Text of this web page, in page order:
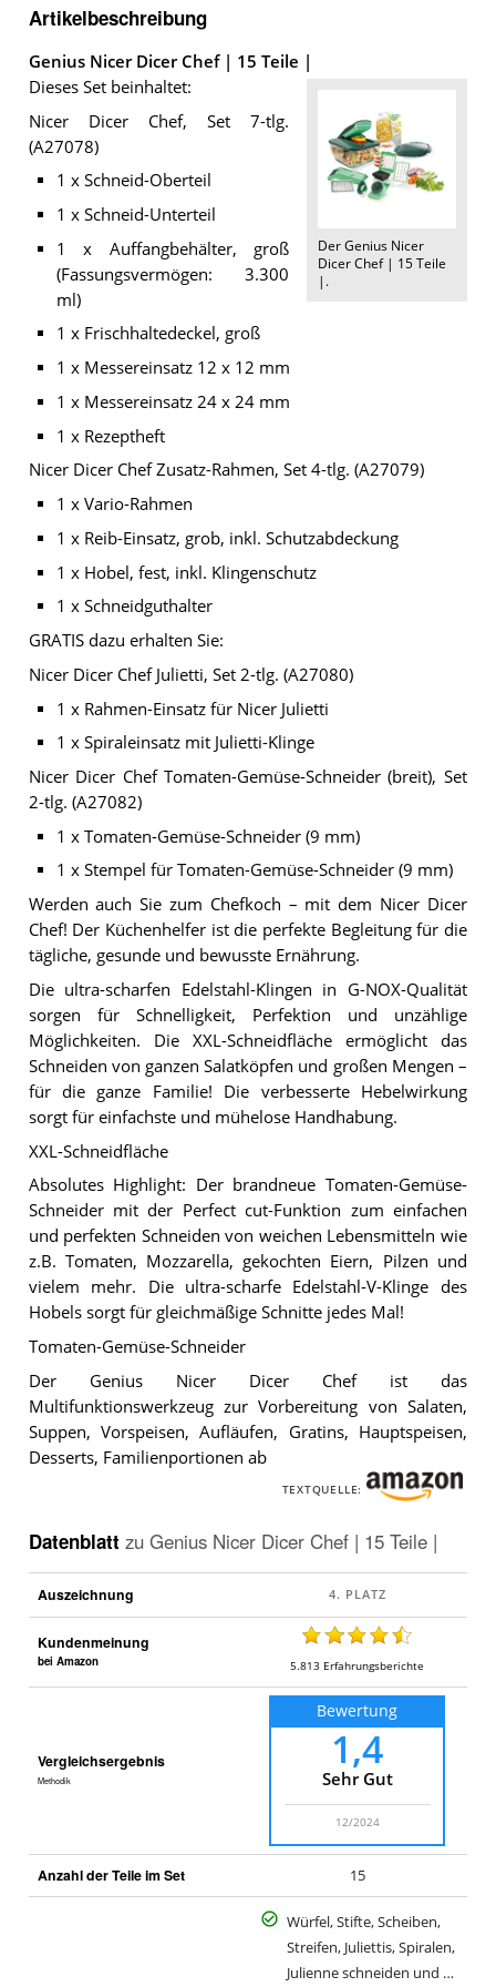
Artikelbeschreibung
Genius Nicer Dicer Chef | 15 Teile |
Der Genius Nicer
Dicer Chef | 15 Teile
| .
Dieses Set beinhaltet:
Nicer Dicer Chef, Set 7-tlg.
(A27078)
1 x Schneid-Oberteil
1 x Schneid-Unterteil
1 x Auffangbehälter, groß
(Fassungsvermögen: 3.300
ml)
1 x Frischhaltedeckel, groß
1 x Messereinsatz 12 x 12 mm
1 x Messereinsatz 24 x 24 mm
1 x Rezeptheft
Nicer Dicer Chef Zusatz-Rahmen, Set 4-tlg. (A27079)
1 x Vario-Rahmen
1 x Reib-Einsatz, grob, inkl. Schutzabdeckung
1 x Hobel, fest, inkl. Klingenschutz
1 x Schneidguthalter
GRATIS dazu erhalten Sie:
Nicer Dicer Chef Julietti, Set 2-tlg. (A27080)
1 x Rahmen-Einsatz für Nicer Julietti
1 x Spiraleinsatz mit Julietti-Klinge
Nicer Dicer Chef Tomaten-Gemüse-Schneider (breit), Set
2-tlg. (A27082)
1 x Tomaten-Gemüse-Schneider (9 mm)
1 x Stempel für Tomaten-Gemüse-Schneider (9 mm)
Werden auch Sie zum Chefkoch – mit dem Nicer Dicer
Chef! Der Küchenhelfer ist die perfekte Begleitung für die
tägliche, gesunde und bewusste Ernährung.
Die ultra-scharfen Edelstahl-Klingen in G-NOX-Qualität
sorgen für Schnelligkeit, Perfektion und unzählige
Möglichkeiten. Die XXL-Schneidfläche ermöglicht das
Schneiden von ganzen Salatköpfen und großen Mengen –
für die ganze Familie! Die verbesserte Hebelwirkung
sorgt für einfachste und mühelose Handhabung.
XXL-Schneidfläche
Absolutes Highlight: Der brandneue Tomaten-Gemüse-
Schneider mit der Perfect cut-Funktion zum einfachen
und perfekten Schneiden von weichen Lebensmitteln wie
z.B. Tomaten, Mozzarella, gekochten Eiern, Pilzen und
vielem mehr. Die ultra-scharfe Edelstahl-V-Klinge des
Hobels sorgt für gleichmäßige Schnitte jedes Mal!
Tomaten-Gemüse-Schneider
Der Genius Nicer Dicer Chef ist das
Multifunktionswerkzeug zur Vorbereitung von Salaten,
Suppen, Vorspeisen, Aufläufen, Gratins, Hauptspeisen,
Desserts, Familienportionen ab
TEXTQUELLE:
Datenblatt zu Genius Nicer Dicer Chef | 15 Teile |
Auszeichnung
Kundenmeinung
bei Amazon 5.813 Erfahrungsberichte
Vergleichsergebnis
Methodik
Bewertung
1,4
Sehr Gut
12/2024
Anzahl der Teile im Set 15
Würfel, Stifte, Scheiben,
Streifen, Juliettis, Spiralen,
Julienne schneiden und …